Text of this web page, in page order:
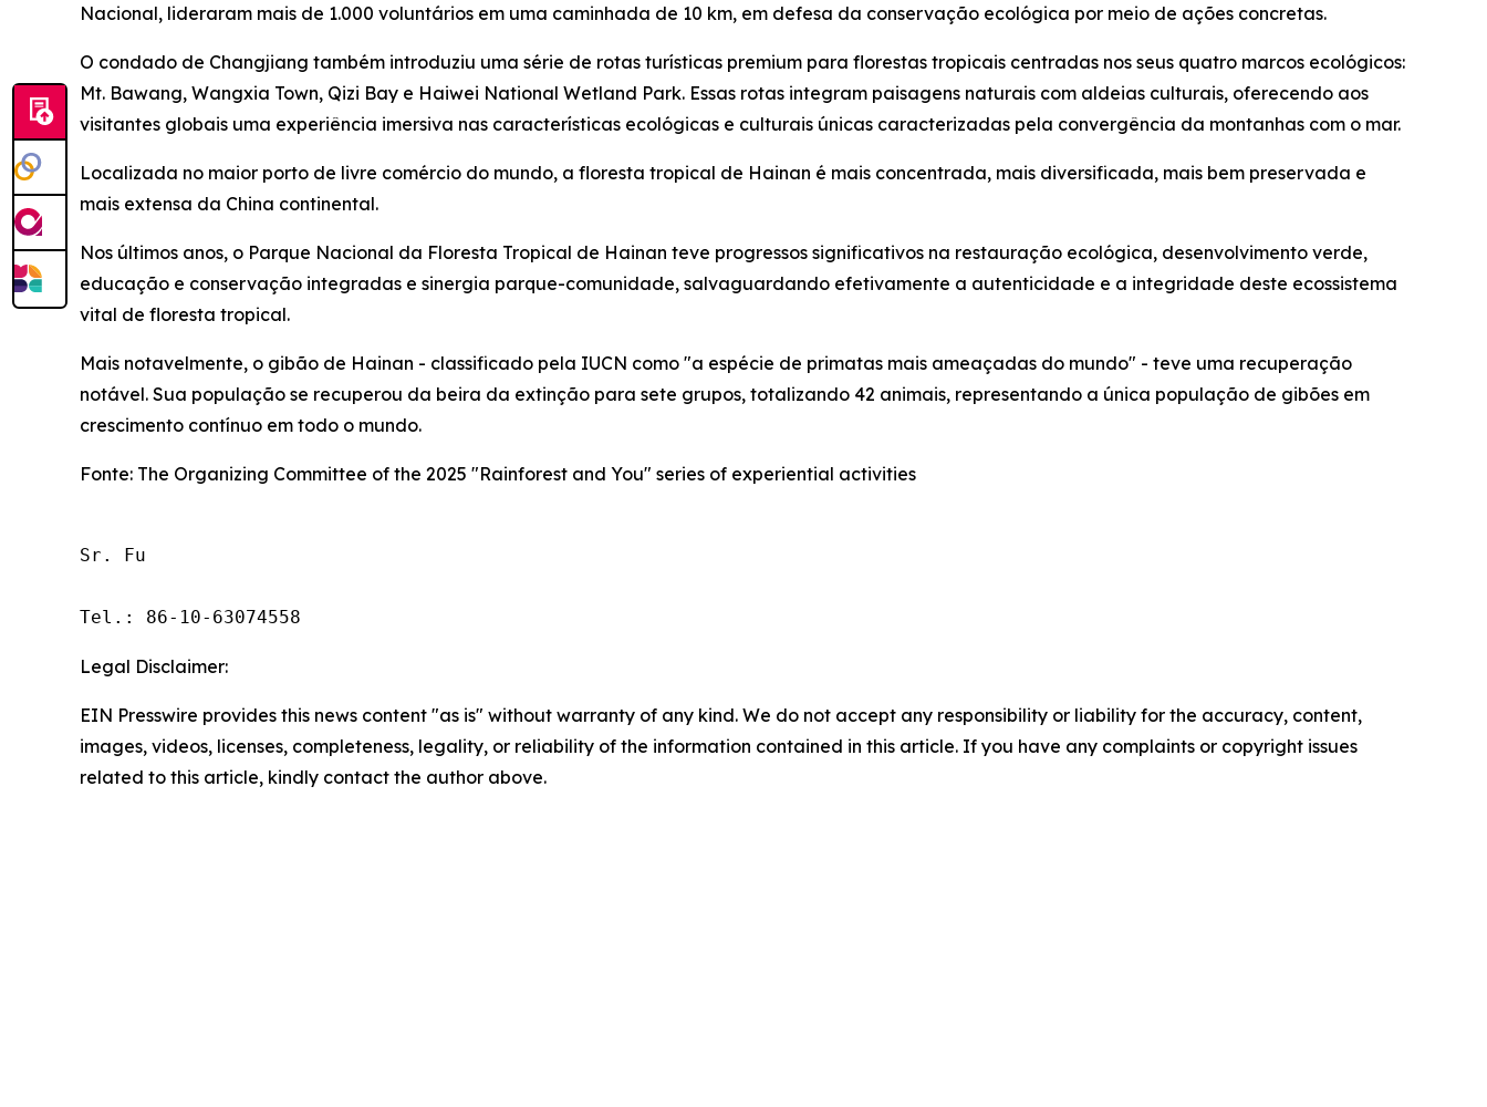
Nacional, lideraram mais de 1.000 voluntários em uma caminhada de 10 km, em defesa da conservação ecológica por meio de ações concretas.
O condado de Changjiang também introduziu uma série de rotas turísticas premium para florestas tropicais centradas nos seus quatro marcos ecológicos:
Mt. Bawang, Wangxia Town, Qizi Bay e Haiwei National Wetland Park. Essas rotas integram paisagens naturais com aldeias culturais, oferecendo aos
visitantes globais uma experiência imersiva nas características ecológicas e culturais únicas caracterizadas pela convergência da montanhas com o mar.
Localizada no maior porto de livre comércio do mundo, a floresta tropical de Hainan é mais concentrada, mais diversificada, mais bem preservada e
mais extensa da China continental.
Nos últimos anos, o Parque Nacional da Floresta Tropical de Hainan teve progressos significativos na restauração ecológica, desenvolvimento verde,
educação e conservação integradas e sinergia parque-comunidade, salvaguardando efetivamente a autenticidade e a integridade deste ecossistema
vital de floresta tropical.
Mais notavelmente, o gibão de Hainan - classificado pela IUCN como "a espécie de primatas mais ameaçadas do mundo" - teve uma recuperação
notável. Sua população se recuperou da beira da extinção para sete grupos, totalizando 42 animais, representando a única população de gibões em
crescimento contínuo em todo o mundo.
Fonte: The Organizing Committee of the 2025 "Rainforest and You" series of experiential activities
Sr. Fu
Tel.: 86-10-63074558
Legal Disclaimer:
EIN Presswire provides this news content "as is" without warranty of any kind. We do not accept any responsibility or liability for the accuracy, content,
images, videos, licenses, completeness, legality, or reliability of the information contained in this article. If you have any complaints or copyright issues
related to this article, kindly contact the author above.